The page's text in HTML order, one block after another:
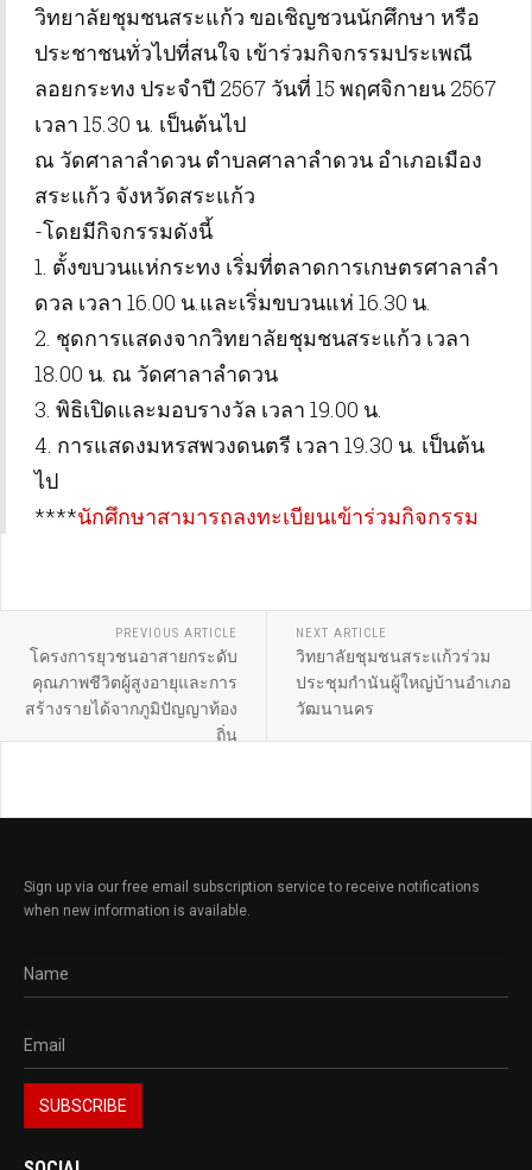
วิทยาลัยชุมชนสระแก้ว ขอเชิญชวนนักศึกษา หรือ
ประชาชนทั่วไปที่สนใจ เข้าร่วมกิจกรรมประเพณี
ลอยกระทง ประจำปี 2567 วันที่ 15 พฤศจิกายน 2567
เวลา 15.30 น. เป็นต้นไป
ณ วัดศาลาลำดวน ตำบลศาลาลำดวน อำเภอเมือง
สระแก้ว จังหวัดสระแก้ว
-โดยมีกิจกรรมดังนี้
1. ตั้งขบวนแห่กระทง เริ่มที่ตลาดการเกษตรศาลาลำ
ดวล เวลา 16.00 น.และเริ่มขบวนแห่ 16.30 น.
2. ชุดการแสดงจากวิทยาลัยชุมชนสระแก้ว เวลา
18.00 น. ณ วัดศาลาลำดวน
3. พิธิเปิดและมอบรางวัล เวลา 19.00 น.
4. การแสดงมหรสพวงดนตรี เวลา 19.30 น. เป็นต้น
ไป
****นักศึกษาสามารถลงทะเบียนเข้าร่วมกิจกรรม
PREVIOUS ARTICLE
โครงการยุวชนอาสายกระดับ
คุณภาพชีวิตผู้สูงอายุและการ
สร้างรายได้จากภูมิปัญญาท้อง
ถิ่น
NEXT ARTICLE
วิทยาลัยชุมชนสระแก้วร่วม
ประชุมกำนันผู้ใหญ่บ้านอำเภอ
วัฒนานคร
Sign up via our free email subscription service to receive notifications
when new information is available.